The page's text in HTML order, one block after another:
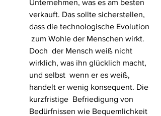
Unternehmen, was es am besten
verkauft. Das sollte sicherstellen,
dass die technologische Evolution
zum Wohle der Menschen wirkt.
Doch  der Mensch weiß nicht
wirklich, was ihn glücklich macht,
und selbst  wenn er es weiß,
handelt er wenig konsequent. Die
kurzfristige  Befriedigung von
Bedürfnissen wie Bequemlichkeit